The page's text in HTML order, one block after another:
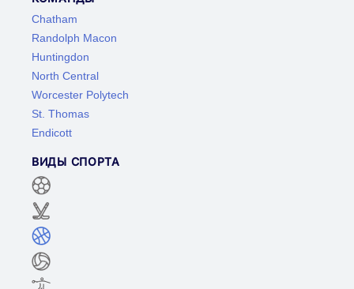
Chatham
Randolph Macon
Huntingdon
North Central
Worcester Polytech
St. Thomas
Endicott
ВИДЫ СПОРТА